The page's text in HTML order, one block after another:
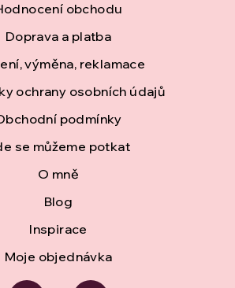
obchodu
Doprava a platba
výměna, reklamace
ochrany osobních údajů
podmínky
se můžeme potkat
O mně
Blog
Inspirace
Moje objednávka